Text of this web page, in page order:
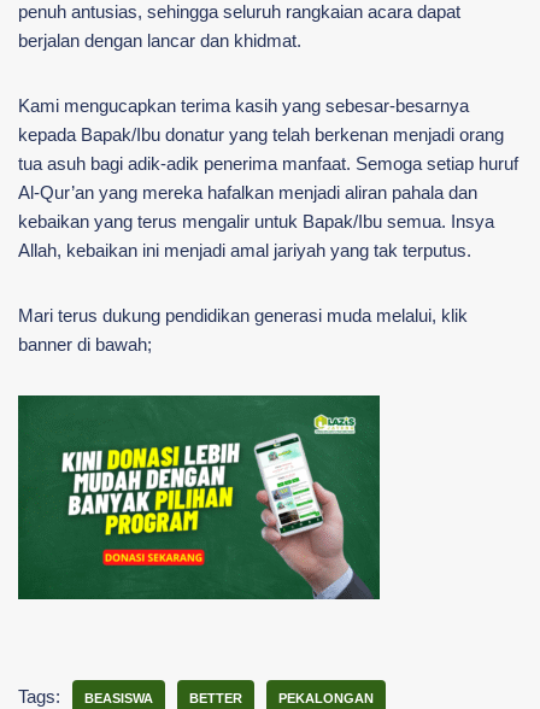
penuh antusias, sehingga seluruh rangkaian acara dapat
berjalan dengan lancar dan khidmat.
Kami mengucapkan terima kasih yang sebesar-besarnya
kepada Bapak/Ibu donatur yang telah berkenan menjadi orang
tua asuh bagi adik-adik penerima manfaat. Semoga setiap huruf
Al-Qur’an yang mereka hafalkan menjadi aliran pahala dan
kebaikan yang terus mengalir untuk Bapak/Ibu semua. Insya
Allah, kebaikan ini menjadi amal jariyah yang tak terputus.
Mari terus dukung pendidikan generasi muda melalui, klik
banner di bawah;
Tags: BEASISWA BETTER PEKALONGAN